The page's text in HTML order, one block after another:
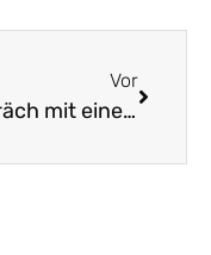
Vor
Gespräch mit einer Nachtigall